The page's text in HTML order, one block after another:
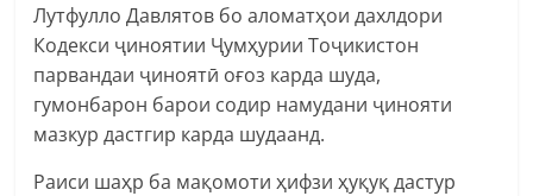
Лутфулло Давлятов бо аломатҳои дахлдори
Кодекси ҷиноятии Ҷумҳурии Тоҷикистон
парвандаи ҷиноятӣ оғоз карда шуда,
гумонбарон барои содир намудани ҷинояти
мазкур дастгир карда шудаанд.
Раиси шаҳр ба мақомоти ҳифзи ҳуқуқ дастур